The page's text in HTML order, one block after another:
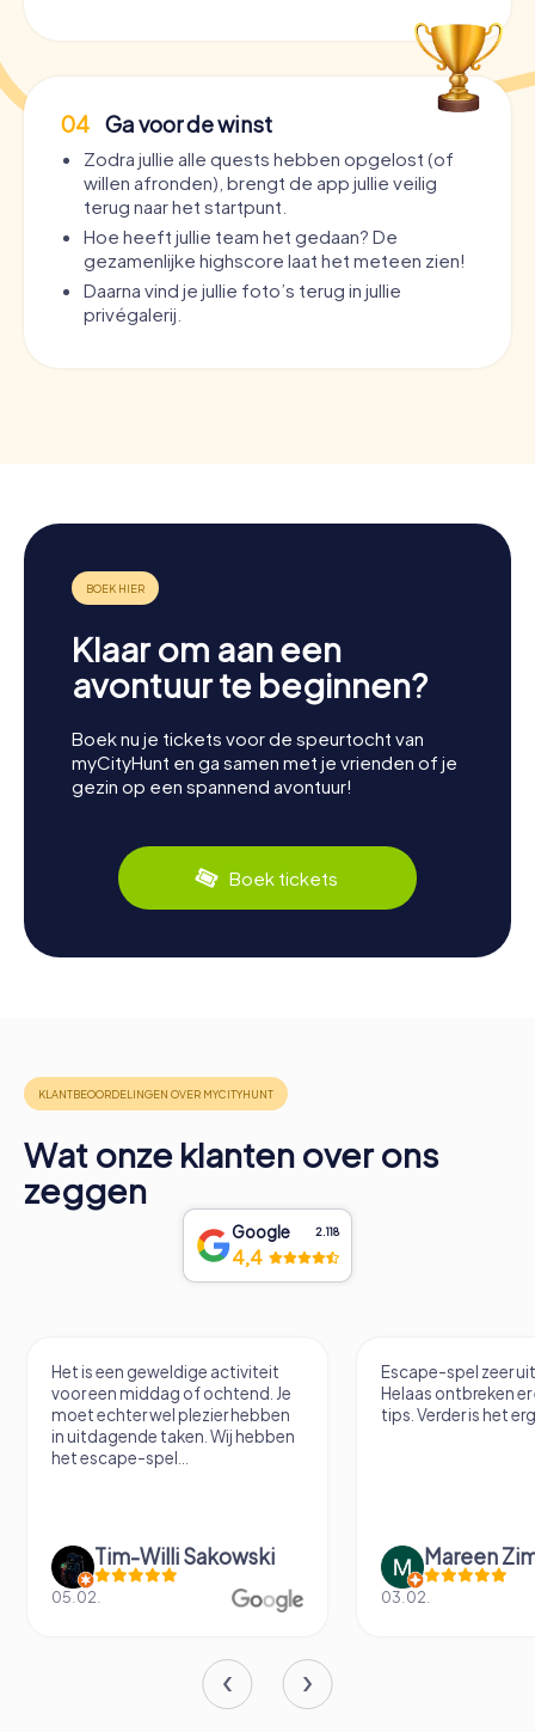
04 Ga voor de winst
Zodra jullie alle quests hebben opgelost (of
willen afronden), brengt de app jullie veilig
terug naar het startpunt.
Hoe heeft jullie team het gedaan? De
gezamenlijke highscore laat het meteen zien!
Daarna vind je jullie foto’s terug in jullie
privégalerij.
Klaar om aan een
avontuur te beginnen?
Boek nu je tickets voor de speurtocht van
myCityHunt en ga samen met je vrienden of je
gezin op een spannend avontuur!
Boek tickets
Wat onze klanten over ons
zeggen
Google 2.118
4,4
Escape-spel zeer uitdagend.
Helaas ontbreken er een paar
tips. Verder is het erg leuk.
Mareen Zimmermann
03.02.
Hele coole VR
Fabian
14.06.